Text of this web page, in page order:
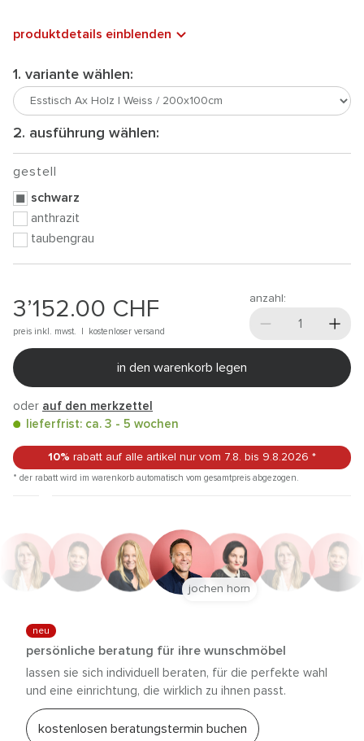
produktdetails einblenden
1. variante wählen:
2. ausführung wählen:
gestell
schwarz
anthrazit
taubengrau
3’152.00 CHF
preis inkl. mwst. | kostenloser versand
anzahl:
in den warenkorb legen
oder auf den merkzettel
lieferfrist: ca. 3 - 5 wochen
10% rabatt auf alle artikel nur vom 7.8. bis 9.8.2026 *
* der rabatt wird im warenkorb automatisch vom gesamtpreis abgezogen.
neu
persönliche beratung für ihre wunschmöbel
lassen sie sich individuell beraten, für die perfekte wahl
und eine einrichtung, die wirklich zu ihnen passt.
kostenlosen beratungstermin buchen
jochen horn